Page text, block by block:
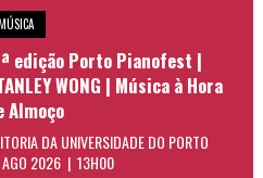
edição Porto Pianofest |
WONG | Música à Hora
Almoço
DA UNIVERSIDADE DO PORTO
2026 | 13H00